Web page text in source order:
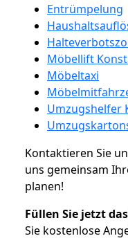
Entrümpelung
Möbellift
Möbeltaxi
Umzugshelfer
Kontaktieren Sie
uns gemeinsam
planen!
Füllen Sie jetzt
Sie kostenlose